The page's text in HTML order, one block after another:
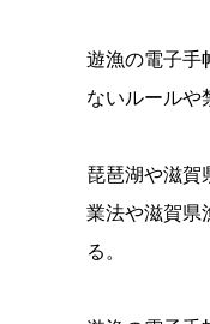
遊漁の電子手
ないルールや
琵琶湖や滋賀
業法や滋賀県
る。